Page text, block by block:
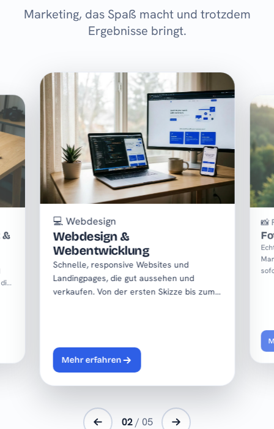
Marketing, das Spaß macht und trotzdem
Ergebnisse bringt.
&
💻Webdesign
Webdesign &
Webentwicklung
Schnelle, responsive Websites und
Landingpages, die gut aussehen und
verkaufen. Von der ersten Skizze bis zum
Mehr erfahren
📸
02/ 05